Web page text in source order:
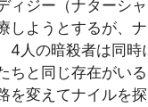
ィジー（ナターシ
しようとするが、
4人の暗殺者は同時
ちと同じ存在がい
を変えてナイルを探